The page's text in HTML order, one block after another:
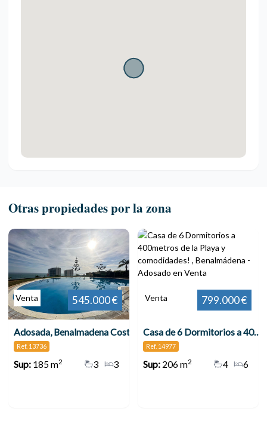
Otras propiedades por la zona
Venta 545.000 €
Adosada, Benalmadena Costa
Ref. 13736
Sup:185 m2 3
3
Venta 799.000 €
Casa de 6 Dormitorios a 400metros de la Playa y comodidades! , Benalmádena
Ref. 14977
Sup:206 m2 6
4